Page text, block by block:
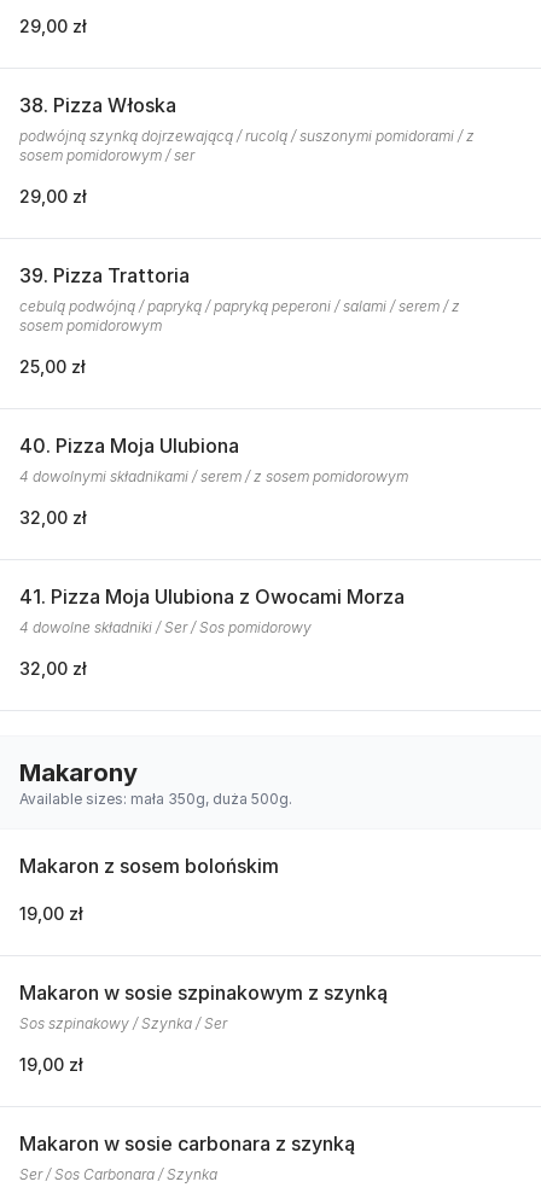
29,00 zł
38. Pizza Włoska
podwójną szynką dojrzewającą / rucolą / suszonymi pomidorami / z
sosem pomidorowym / ser
29,00 zł
39. Pizza Trattoria
cebulą podwójną / papryką / papryką peperoni / salami / serem / z
sosem pomidorowym
25,00 zł
40. Pizza Moja Ulubiona
4 dowolnymi składnikami / serem / z sosem pomidorowym
32,00 zł
41. Pizza Moja Ulubiona z Owocami Morza
4 dowolne składniki / Ser / Sos pomidorowy
32,00 zł
Makarony
Available sizes: mała 350g, duża 500g.
Makaron z sosem bolońskim
19,00 zł
Makaron w sosie szpinakowym z szynką
Sos szpinakowy / Szynka / Ser
19,00 zł
Makaron w sosie carbonara z szynką
Ser / Sos Carbonara / Szynka